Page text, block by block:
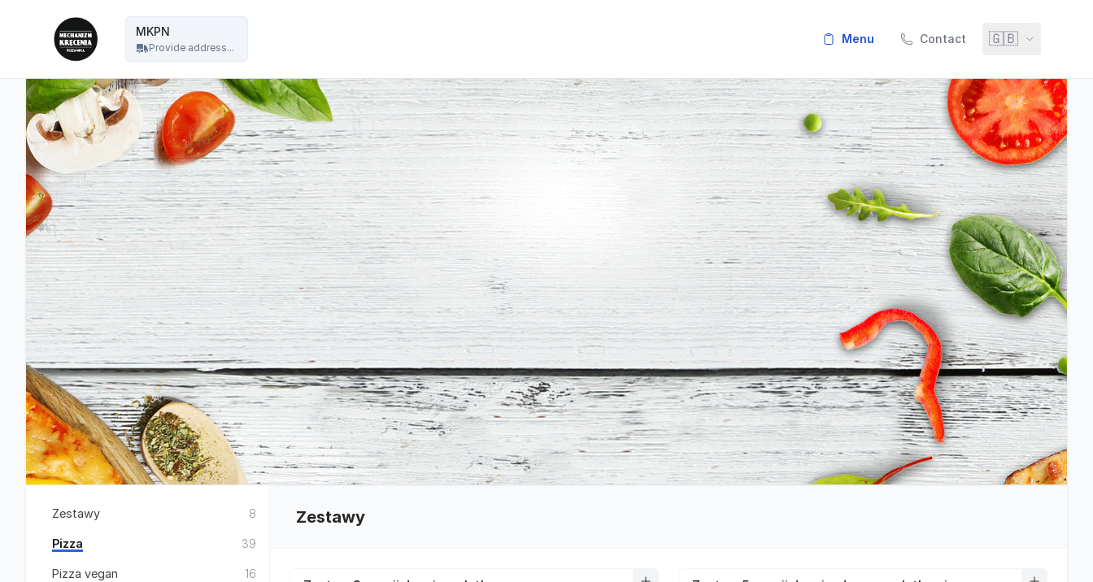
MKPN
Provide address...
menu Contact 🇬🇧
Zestawy 8
Pizza 39
Pizza vegan 16
Zestawy